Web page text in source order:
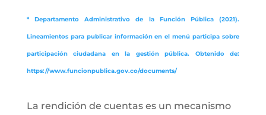
* Departamento Administrativo de la Función Pública (2021).
Lineamientos para publicar información en el menú participa sobre
participación ciudadana en la gestión pública. Obtenido de:
https://www.funcionpublica.gov.co/documents/
La rendición de cuentas es un mecanismo